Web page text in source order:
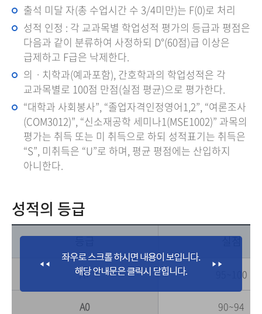
출석 미달 자(총 수업시간 수 3/4미만)는 F(0)로 처리
성적 인정 : 각 교과목별 학업성적 평가의 등급과 평점은
다음과 같이 분류하여 사정하되 D°(60점)급 이상은
급제하고 F급은 낙제한다.
의ㆍ치학과(예과포함), 간호학과의 학업성적은 각
교과목별로 100점 만점(실점 평균)으로 평가한다.
“대학과 사회봉사”, “졸업자격인정영어1,2”, “여론조사
(COM3012)”, “신소재공학 세미나1(MSE1002)” 과목의
평가는 취득 또는 미 취득으로 하되 성적표기는 취득은
“S”, 미취득은 “U”로 하며, 평균 평점에는 산입하지
아니한다.
성적의 등급
등급 실점
A+ 95~100
A0 90~94